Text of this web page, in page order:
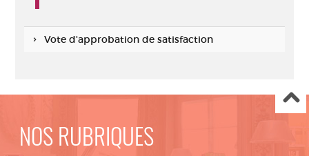
Vote d'approbation de satisfaction
NOS RUBRIQUES